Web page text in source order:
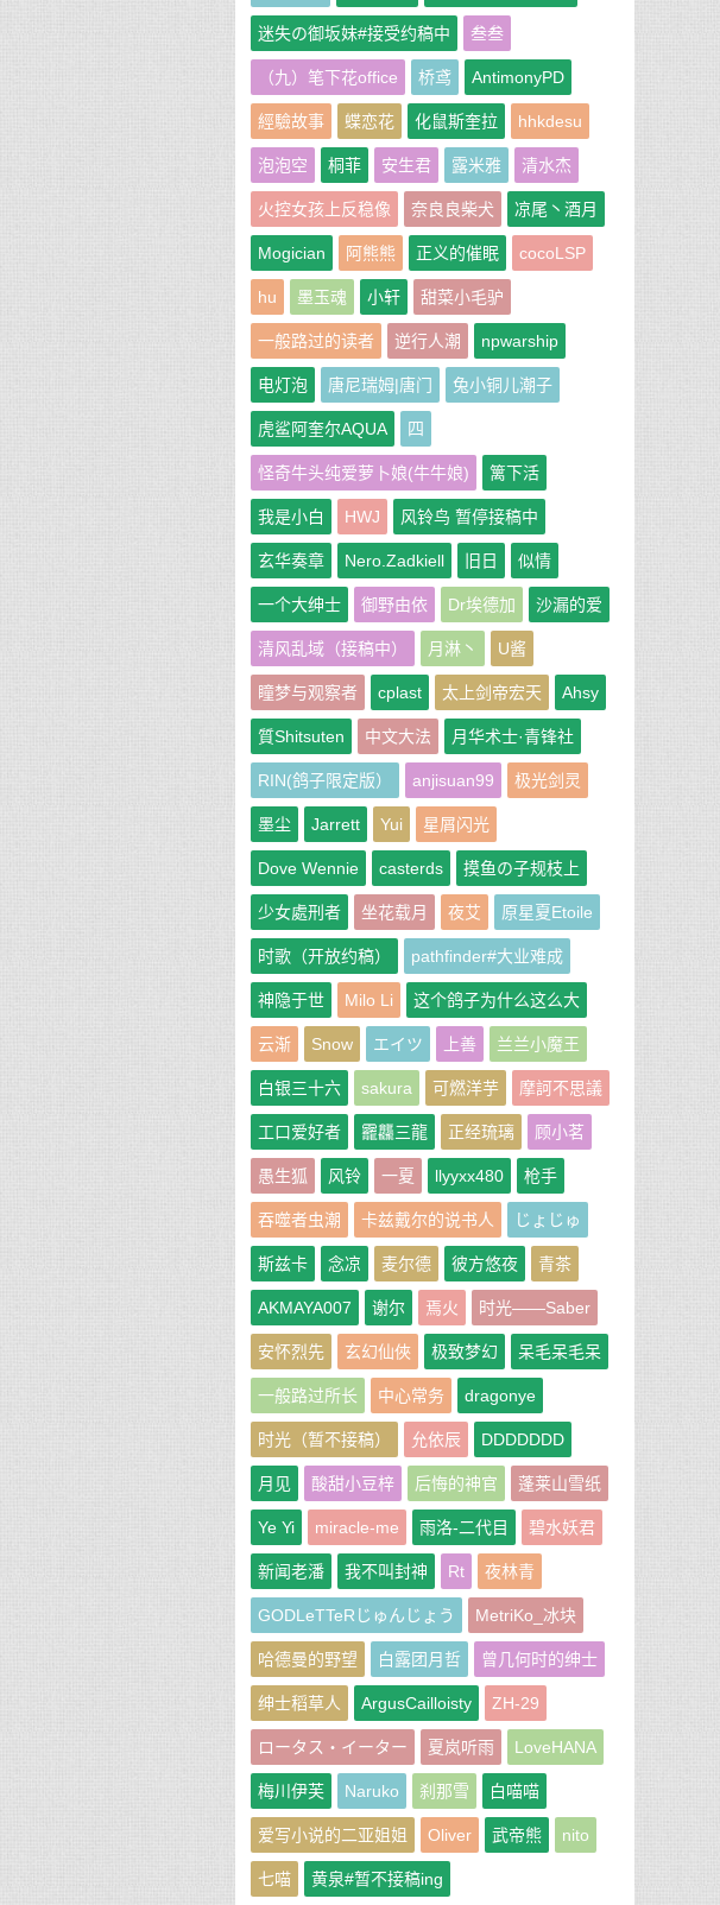
迷失の御坂妹#接受约稿中 叁叁
（九）笔下花office 桥鸢 AntimonyPD
經驗故事 蝶恋花 化鼠斯奎拉 hhkdesu
泡泡空 桐菲 安生君 露米雅 清水杰
火控女孩上反稳像 奈良良柴犬 凉尾丶酒月
Mogician 阿熊熊 正义的催眠 cocoLSP
hu 墨玉魂 小轩 甜菜小毛驴
一般路过的读者 逆行人潮 npwarship
电灯泡 唐尼瑞姆|唐门 兔小铜儿潮子
虎鲨阿奎尔AQUA 四
怪奇牛头纯爱萝卜娘(牛牛娘) 篱下活
我是小白 HWJ 风铃鸟 暂停接稿中
玄华奏章 Nero.Zadkiell 旧日 似情
一个大绅士 御野由依 Dr埃德加 沙漏的爱
清风乱域（接稿中） 月淋丶 U酱
瞳梦与观察者 cplast 太上剑帝宏天 Ahsy
質Shitsuten 中文大法 月华术士·青锋社
RIN(鸽子限定版） anjisuan99 极光剑灵
墨尘 Jarrett Yui 星屑闪光
Dove Wennie casterds 摸鱼の子规枝上
少女處刑者 坐花载月 夜艾 原星夏Etoile
时歌（开放约稿） pathfinder#大业难成
神隐于世 Milo Li 这个鸽子为什么这么大
云渐 Snow エイツ 上善 兰兰小魔王
白银三十六 sakura 可燃洋芋 摩訶不思議
工口爱好者 龗龘三龍 正经琉璃 顾小茗
愚生狐 风铃 一夏 llyyxx480 枪手
吞噬者虫潮 卡兹戴尔的说书人 じょじゅ
斯兹卡 念凉 麦尔德 彼方悠夜 青茶
AKMAYA007 谢尔 焉火 时光——Saber
安怀烈先 玄幻仙俠 极致梦幻 呆毛呆毛呆
一般路过所长 中心常务 dragonye
时光（暂不接稿） 允依辰 DDDDDDD
月见 酸甜小豆梓 后悔的神官 蓬莱山雪纸
Ye Yi miracle-me 雨洛-二代目 碧水妖君
新闻老潘 我不叫封神 Rt 夜林青
GODLeTTeRじゅんじょう MetriKo_冰块
哈德曼的野望 白露团月哲 曾几何时的绅士
绅士稻草人 ArgusCailloisty ZH-29
ロータス・イーター 夏岚听雨 LoveHANA
梅川伊芙 Naruko 刹那雪 白喵喵
爱写小说的二亚姐姐 Oliver 武帝熊 nito
七喵 黄泉#暂不接稿ing